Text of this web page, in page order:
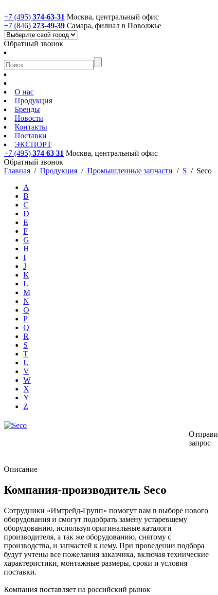
+7 (495) 374-63-31 Москва, центральный офис
+7 (846) 273-49-39 Самара, филиал в Поволжье
Обратный звонок
О нас
Продукция
Бренды
Новости
Контакты
Поставки
ЭКСПОРТ
+7 (495) 374 63 31 Москва, центральный офис
Обратный звонок
Главная / Продукция / Промышленные запчасти / S / Seco
A
B
C
D
E
F
G
H
I
J
K
L
M
N
O
P
Q
R
S
T
U
V
W
X
Y
Z
запрос
Описание
Компания-производитель Seco
Сотрудники «Имтрейд-Групп» помогут вам в выборе нового
оборудования и смогут подобрать замену устаревшему
оборудованию, используя оригинальные каталоги
производителя, а так же оборудованию, снятому с
производства, и запчастей к нему. При проведении подбора
будут учтены все пожелания заказчика, включая технические
характеристики, монтажные размеры, сроки и условия
поставки.
Компания поставляет на российский рынок